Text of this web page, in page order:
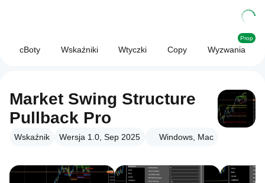
cBoty Wskaźniki Wtyczki Copy Wyzwania
Prop
Market Swing Structure
Pullback Pro
Wskaźnik Wersja 1.0, Sep 2025 Windows, Mac